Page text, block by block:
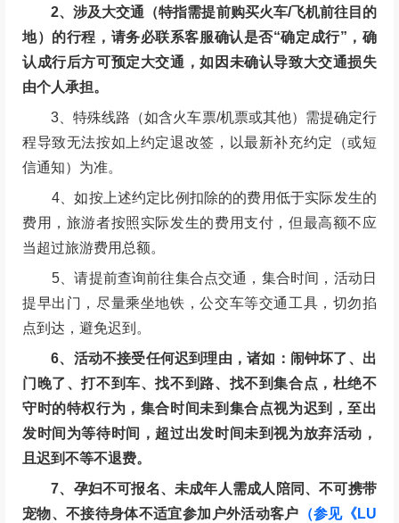
2、涉及大交通（特指需提前购买火车/飞机前往目的
地）的行程，请务必联系客服确认是否“确定成行”，确
认成行后方可预定大交通，如因未确认导致大交通损失
由个人承担。
3、特殊线路（如含火车票/机票或其他）需提确定行
程导致无法按如上约定退改签，以最新补充约定（或短
信通知）为准。
4、如按上述约定比例扣除的的费用低于实际发生的
费用，旅游者按照实际发生的费用支付，但最高额不应
当超过旅游费用总额。
5、请提前查询前往集合点交通，集合时间，活动日
提早出门，尽量乘坐地铁，公交车等交通工具，切勿掐
点到达，避免迟到。
6、活动不接受任何迟到理由，诸如：闹钟坏了、出
门晚了、打不到车、找不到路、找不到集合点，杜绝不
守时的特权行为，集合时间未到集合点视为迟到，至出
发时间为等待时间，超过出发时间未到视为放弃活动，
且迟到不等不退费。
7、孕妇不可报名、未成年人需成人陪同、不可携带
宠物、不接待身体不适宜参加户外活动客户 （参见《LU